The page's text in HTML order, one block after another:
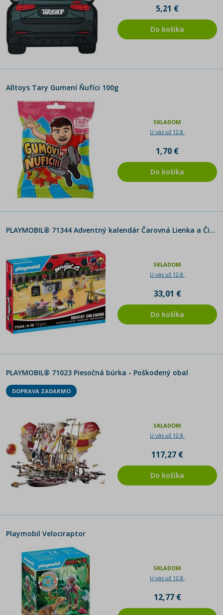
5,21 €
Do košíka
Alltoys Tary Gumení Ňufíci 100g
SKLADOM
U vás už 12.8.
1,70 €
Do košíka
PLAYMOBIL® 71344 Adventný kalendár Čarovná Lienka a Čierny kocúr - Poškodený obal
SKLADOM
U vás už 12.8.
33,01 €
Do košíka
PLAYMOBIL® 71023 Piesočná búrka - Poškodený obal
DOPRAVA ZADARMO
SKLADOM
U vás už 12.8.
117,27 €
Do košíka
Playmobil Velociraptor
SKLADOM
U vás už 12.8.
12,77 €